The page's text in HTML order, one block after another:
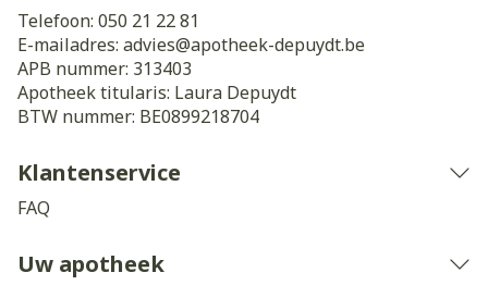
Telefoon: 050 21 22 81
E-mailadres: advies@apotheek-depuydt.be
APB nummer: 313403
Apotheek titularis: Laura Depuydt
BTW nummer: BE0899218704
Klantenservice
FAQ
Uw apotheek